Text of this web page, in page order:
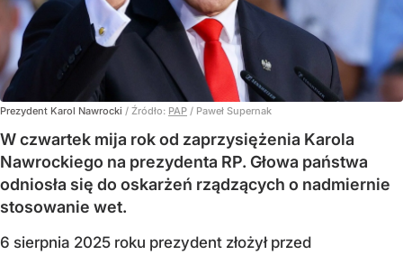
Prezydent Karol Nawrocki / Źródło: PAP / Paweł Supernak
W czwartek mija rok od zaprzysiężenia Karola
Nawrockiego na prezydenta RP. Głowa państwa
odniosła się do oskarżeń rządzących o nadmiernie
stosowanie wet.
6 sierpnia 2025 roku prezydent złożył przed